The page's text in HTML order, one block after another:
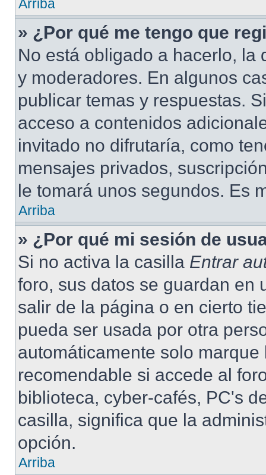
Arriba
» ¿Por qué me tengo que
No está obligado a hacerlo, la
y moderadores. En algunos
publicar temas y respuestas.
acceso a contenidos
invitado no difrutaría, como
mensajes privados,
le tomará unos segundos. Es
Arriba
» ¿Por qué mi sesión de
Si no activa la casilla Entrar
foro, sus datos se guardan en
salir de la página o en cierto
pueda ser usada por otra
automáticamente solo
recomendable si accede al
biblioteca, cyber-cafés, PC's
casilla, significa que la
opción.
Arriba